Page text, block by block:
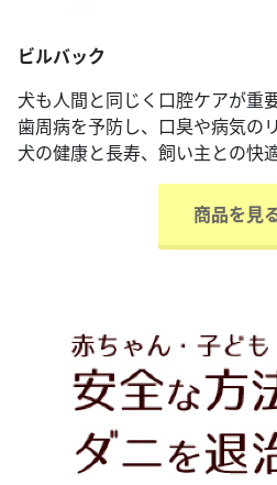
ビルバック
犬も人間と同じく口腔ケアが重
歯周病を予防し、口臭や病気の
犬の健康と長寿、飼い主との快
商品を見